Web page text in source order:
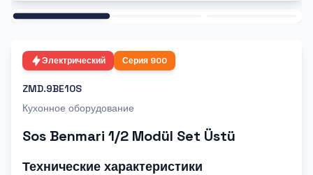
Электрический Серия 900
ZMD.9BE10S
Кухонное оборудование
Sos Benmari 1/2 Modül Set Üstü
Технические характеристики